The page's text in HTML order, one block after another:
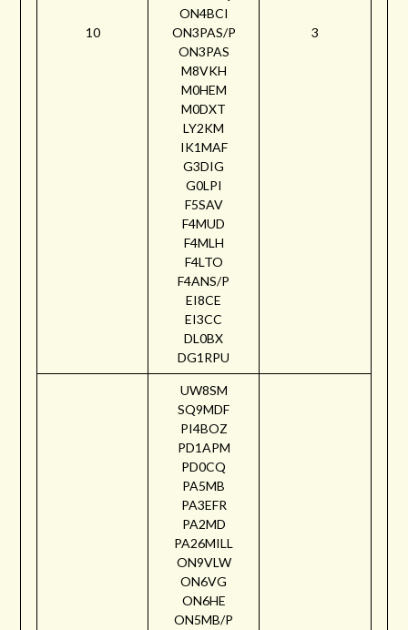
10
ON4BCI
ON3PAS/P
ON3PAS
M8VKH
M0HEM
M0DXT
LY2KM
IK1MAF
G3DIG
G0LPI
F5SAV
F4MUD
F4MLH
F4LTO
F4ANS/P
EI8CE
EI3CC
DL0BX
DG1RPU
3
UW8SM
SQ9MDF
PI4BOZ
PD1APM
PD0CQ
PA5MB
PA3EFR
PA2MD
PA26MILL
ON9VLW
ON6VG
ON6HE
ON5MB/P